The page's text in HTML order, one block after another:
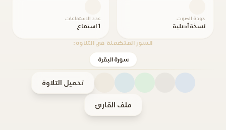
جودة الصوت
نسخة أصلية
عدد الاستماعات
1 استماع
السور المتضمنة في التلاوة:
سورة البقرة
تحميل التلاوة
ملف القارئ